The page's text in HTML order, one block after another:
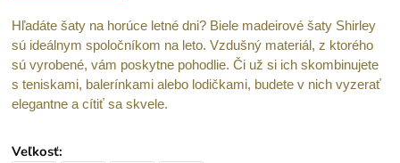
Hľadáte šaty na horúce letné dni? Biele madeirové šaty Shirley
sú ideálnym spoločníkom na leto. Vzdušný materiál, z ktorého
sú vyrobené, vám poskytne pohodlie. Či už si ich skombinujete
s teniskami, balerínkami alebo lodičkami, budete v nich vyzerať
elegantne a cítiť sa skvele.
Veľkosť: